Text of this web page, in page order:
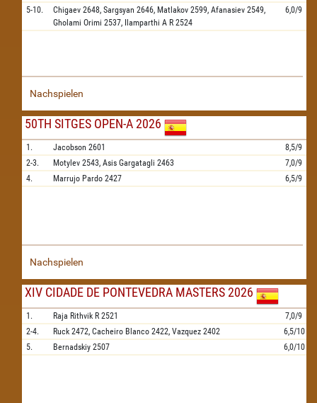
5-10.
Chigaev 2648, Sargsyan 2646, Matlakov 2599, Afanasiev 2549,
Gholami Orimi 2537, Ilamparthi A R 2524
6,0/9
Nachspielen
50TH SITGES OPEN-A 2026
1. Jacobson 2601
8,5/9
2-3.
Motylev 2543, Asis Gargatagli 2463
7,0/9
4.
Marrujo Pardo 2427 6,5/9
Nachspielen
XIV CIDADE DE PONTEVEDRA MASTERS 2026
1. Raja Rithvik R 2521
7,0/9
2-4.
Ruck 2472, Cacheiro Blanco 2422, Vazquez 2402
6,5/10
5.
Bernadskiy 2507 6,0/10